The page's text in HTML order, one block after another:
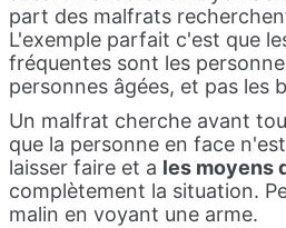
part des malfrats
L'exemple parfait c'est que
fréquentes sont les
personnes âgées, et pas les
Un malfrat cherche avant
que la personne en face
laisser faire et a les moyens
complètement la situation.
malin en voyant une arme.